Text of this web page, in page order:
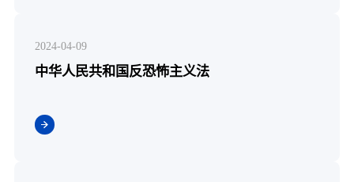
2024-04-09
中华人民共和国反恐怖主义法